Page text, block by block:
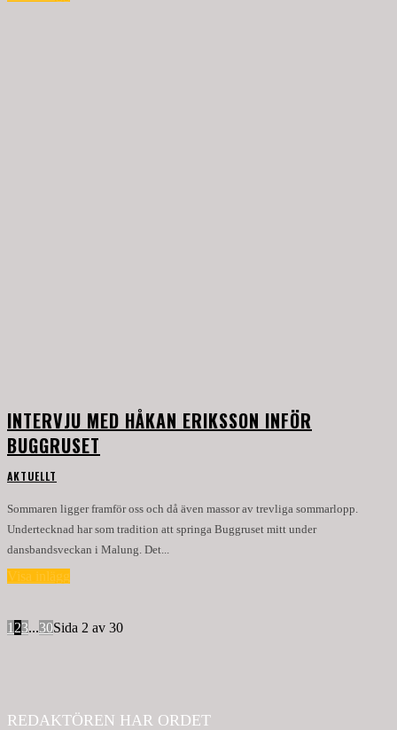
INTERVJU MED HÅKAN ERIKSSON INFÖR
BUGGRUSET
AKTUELLT
Sommaren ligger framför oss och då även massor av trevliga sommarlopp.
Undertecknad har som tradition att springa Buggruset mitt under
dansbandsveckan i Malung. Det...
Visa inlägg
1 23...30Sida 2 av 30
REDAKTÖREN HAR ORDET